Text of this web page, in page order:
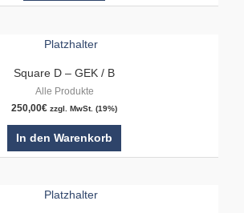
Square D – GEK / B
Alle Produkte
250,00€ zzgl. MwSt. (19%)
In den Warenkorb